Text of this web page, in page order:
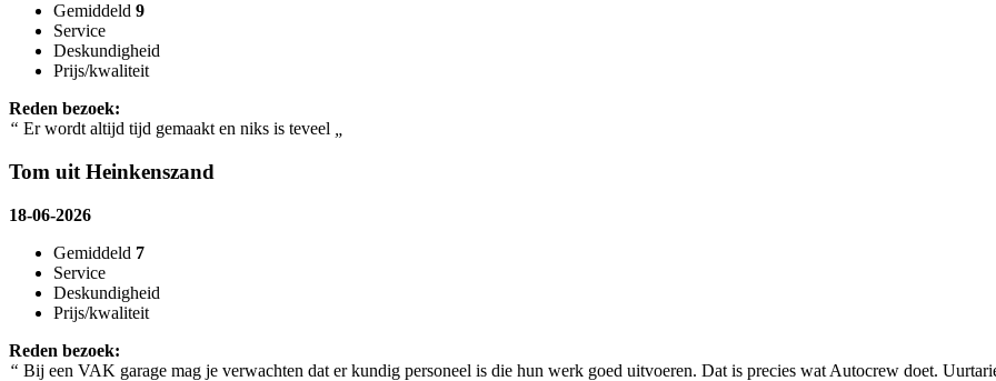
Gemiddeld 9
Service
Deskundigheid
Prijs/kwaliteit
Reden bezoek:
“ Er wordt altijd tijd gemaakt en niks is teveel
Tom uit Heinkenszand
18-06-2026
Gemiddeld 7
Service
Deskundigheid
Prijs/kwaliteit
Reden bezoek:
“ Bij een VAK garage mag je verwachten dat er kundig personeel is die hun werk goed uitvoeren. Dat is precies wat Autocrew doet.